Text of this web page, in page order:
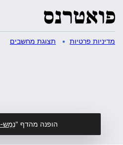
מדיניות פרטיות תצוגת מחשבים
הופנה מהדף "נֶמֶש-